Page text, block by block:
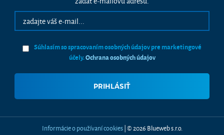
Súhlasím so spracovaním osobných údajov pre marketingové
účely.Ochrana osobných údajov
Informácie o používaní cookies| © 2026 Blueweb s.r.o.